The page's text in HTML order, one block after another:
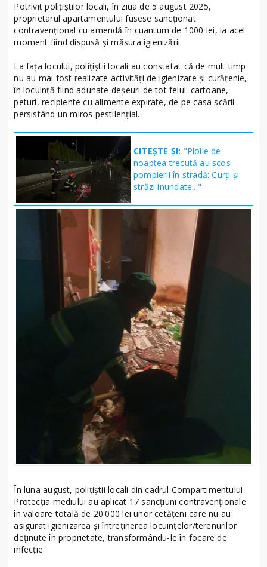
Potrivit polițiștilor locali, în ziua de 5 august 2025,
proprietarul apartamentului fusese sancționat
contravențional cu amendă în cuantum de 1000 lei, la acel
moment fiind dispusă și măsura igienizării.
La fața locului, polițiștii locali au constatat că de mult timp
nu au mai fost realizate activități de igienizare și curățenie,
în locuință fiind adunate deșeuri de tot felul: cartoane,
peturi, recipiente cu alimente expirate, de pe casa scării
persistând un miros pestilențial.
CITEȘTE ȘI: "Ploile de
noaptea trecută au scos
pompierii în stradă: Curți și
străzi inundate..."
În luna august, polițiștii locali din cadrul Compartimentului
Protecția mediului au aplicat 17 sancțiuni contravenționale
în valoare totală de 20.000 lei unor cetățeni care nu au
asigurat igienizarea și întreținerea locuințelor/terenurilor
deținute în proprietate, transformându-le în focare de
infecție.